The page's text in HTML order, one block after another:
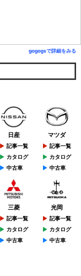
gogogsで詳細をみる
日産
記事一覧
カタログ
中古車
マツダ
記事一覧
カタログ
中古車
三菱
記事一覧
カタログ
中古車
光岡
記事一覧
カタログ
中古車